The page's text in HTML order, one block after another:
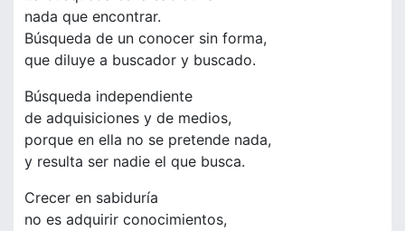
nada que encontrar.
Búsqueda de un conocer sin forma,
que diluye a buscador y buscado.
Búsqueda independiente
de adquisiciones y de medios,
porque en ella no se pretende nada,
y resulta ser nadie el que busca.
Crecer en sabiduría
no es adquirir conocimientos,